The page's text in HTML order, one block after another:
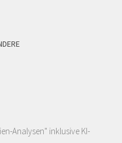
Analysen" inklusive KI-